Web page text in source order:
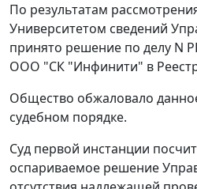
По результатам
Университетом сведений
принято решение по делу N
ООО "СК "Инфинити" в
Общество обжаловало
судебном порядке.
Суд первой инстанции
оспариваемое решение